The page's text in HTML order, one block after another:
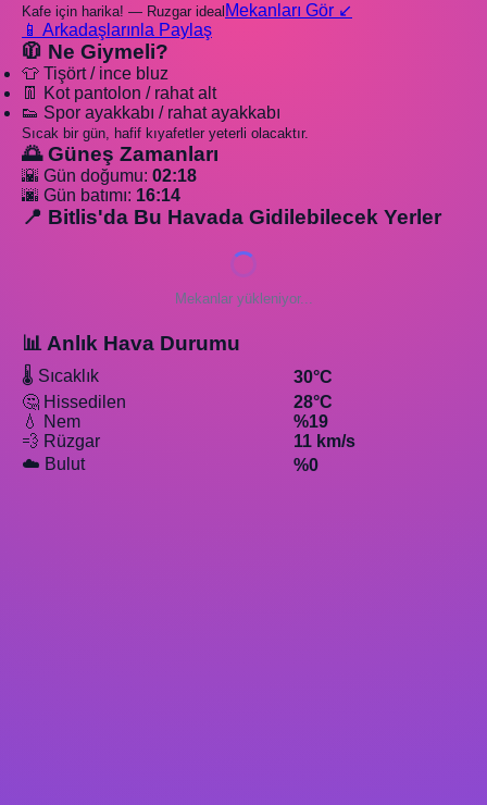
Kafe için harika! — Ruzgar ideal Mekanları Gör ↙️
📱 Arkadaşlarınla Paylaş
🧥 Ne Giymeli?
👕 Tişört / ince bluz
👖 Kot pantolon / rahat alt
👟 Spor ayakkabı / rahat ayakkabı
Sıcak bir gün, hafif kıyafetler yeterli olacaktır.
🌅 Güneş Zamanları
🌇 Gün doğumu: 02:18
🌆 Gün batımı: 16:14
📍 Bitlis'da Bu Havada Gidilebilecek Yerler
Mekanlar yükleniyor...
📊 Anlık Hava Durumu
🌡️ Sıcaklık
30°C
🤔 Hissedilen
28°C
💧 Nem
%19
💨 Rüzgar
11 km/s
☁️ Bulut
%0